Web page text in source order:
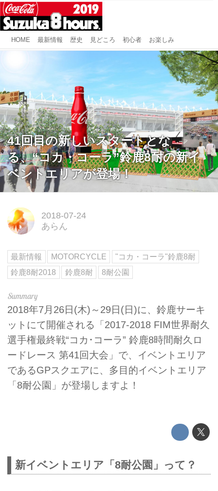
HOME 最新情報 歴史 見どころ 初心者 お楽しみ
41回目の新しいスタートとな
る、“コカ・コーラ”鈴鹿8耐の新イ
ベントエリアが登場！
2018-07-24
あらん
最新情報 MOTORCYCLE
"コカ・コーラ"鈴鹿8耐
鈴鹿8耐2018
鈴鹿8耐 8耐公園
2018年7月26日(木)～29日(日)に、鈴鹿サーキ
ットにて開催される「2017-2018 FIM世界耐久
選手権最終戦“コカ･コーラ” 鈴鹿8時間耐久ロ
ードレース 第41回大会」で、イベントエリア
であるGPスクエアに、多目的イベントエリア
「8耐公園」が登場しますよ！
新イベントエリア「8耐公園」って？